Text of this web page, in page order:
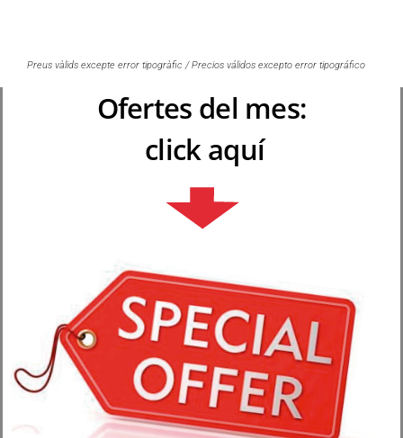
Preus vàlids excepte error tipogràfic / Precios válidos excepto error tipográfico
Ofertes del mes:
click aquí